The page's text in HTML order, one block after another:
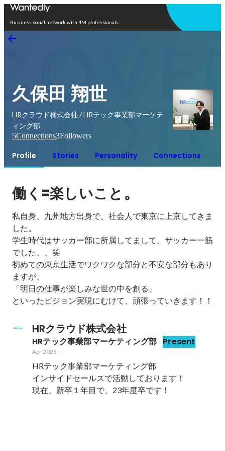
Business social network with 4M professionals
久保田 翔世
HRクラウド株式会社 / HRテック事業部マーケテ
ィング部
5Connections3Followers
Profile Stories Personality Connections
働く 🟰楽しいこと 。
私自身、九州地方出身で、社会人で東京に上京してきま
した。
学生時代はサッカー部に所属してまして、サッカー一筋
でした、、笑
初めての東京生活でワクワクな部分と不安な部分もあり
ますが、
「明日の仕事が楽しみな世の中を創る」
といったビジョン実現にむけて、頑張っていきます！！
HRクラウド株式会社
HRテック事業部マーケティング部 Present
Apr 2023 -
HRテック事業部マーケティング部
インサイドセールスで活動しております！
現在、新卒１年目で、23年度卒です！